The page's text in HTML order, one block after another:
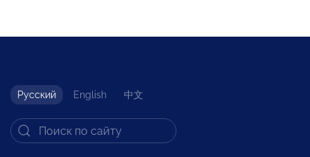
Русский English 中文